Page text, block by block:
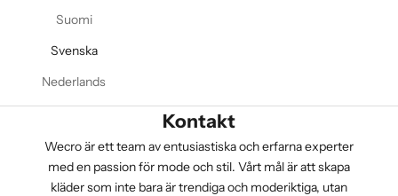
Suomi
Svenska
Nederlands
Kontakt
Wecro är ett team av entusiastiska och erfarna experter
med en passion för mode och stil. Vårt mål är att skapa
kläder som inte bara är trendiga och moderiktiga, utan